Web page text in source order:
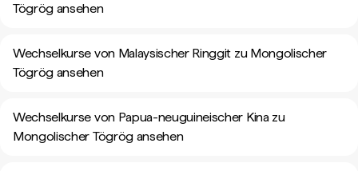
Tögrög ansehen
Wechselkurse von Malaysischer Ringgit zu Mongolischer
Tögrög ansehen
Wechselkurse von Papua-neuguineischer Kina zu
Mongolischer Tögrög ansehen